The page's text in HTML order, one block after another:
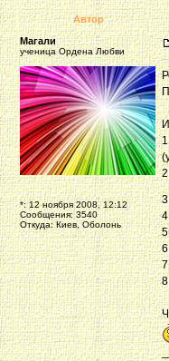
Автор
Магали
ученица Ордена Любви
*: 12 ноября 2008, 12:12
Сообщения: 3540
Откуда: Киев, Оболонь